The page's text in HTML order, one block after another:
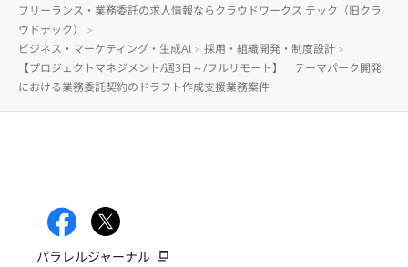
フリーランス・業務委託の求人情報ならクラウドワークス テック（旧クラ
ウドテック）
ビジネス・マーケティング・生成AI
採用・組織開発・制度設計
【プロジェクトマネジメント/週3日～/フルリモート】 テーマパーク開発
における業務委託契約のドラフト作成支援業務案件
パラレルジャーナル